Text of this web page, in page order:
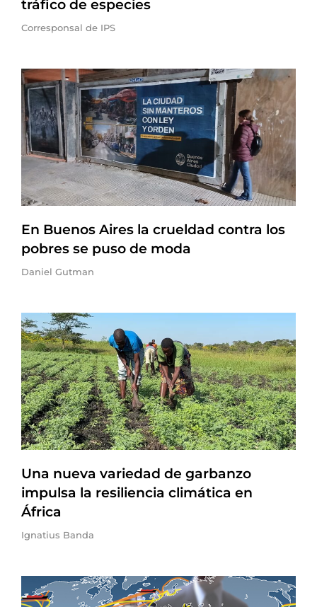
tráfico de especies
Corresponsal de IPS
En Buenos Aires la crueldad contra los
pobres se puso de moda
Daniel Gutman
Una nueva variedad de garbanzo
impulsa la resiliencia climática en
África
Ignatius Banda